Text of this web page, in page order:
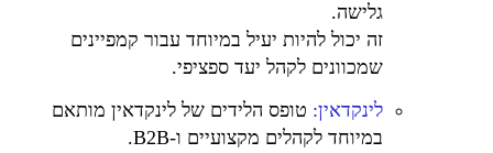
גלישה.
זה יכול להיות יעיל במיוחד עבור קמפיינים
שמכוונים לקהל יעד ספציפי.
לינקדאין: טופס הלידים של לינקדאין מותאם
במיוחד לקהלים מקצועיים ו-B2B.